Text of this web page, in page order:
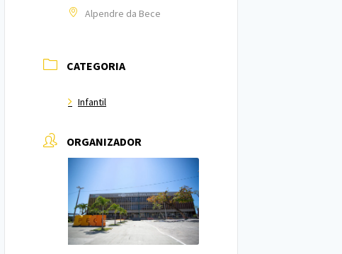
Alpendre da Bece
CATEGORIA
Infantil
ORGANIZADOR